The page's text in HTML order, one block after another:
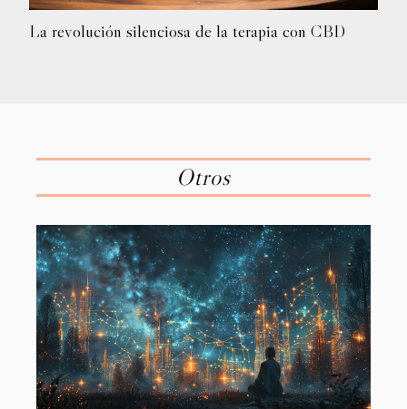
La revolución silenciosa de la terapia con CBD
Otros